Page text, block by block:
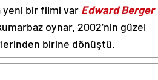
yeni bir filmi var Edward Berger
oynar. 2002’nin güzel
birine dönüştü.